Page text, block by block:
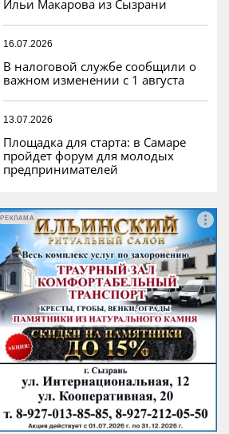
Ильи Макарова из Сызрани
16.07.2026
В налоговой службе сообщили о
важном изменении с 1 августа
13.07.2026
Площадка для старта: в Самаре
пройдет форум для молодых
предпринимателей
РЕКЛАМА